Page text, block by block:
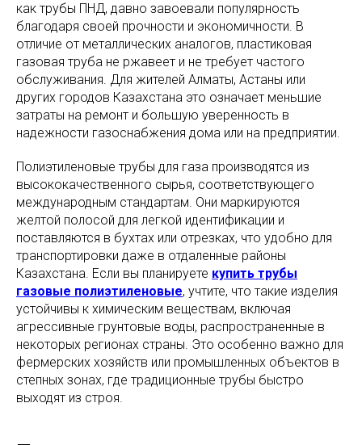
как трубы ПНД, давно завоевали популярность
благодаря своей прочности и экономичности. В
отличие от металлических аналогов, пластиковая
газовая труба не ржавеет и не требует частого
обслуживания. Для жителей Алматы, Астаны или
других городов Казахстана это означает меньшие
затраты на ремонт и большую уверенность в
надежности газоснабжения дома или на предприятии.
Полиэтиленовые трубы для газа производятся из
высококачественного сырья, соответствующего
международным стандартам. Они маркируются
желтой полосой для легкой идентификации и
поставляются в бухтах или отрезках, что удобно для
транспортировки даже в отдаленные районы
Казахстана. Если вы планируете купить трубы
газовые полиэтиленовые, учтите, что такие изделия
устойчивы к химическим веществам, включая
агрессивные грунтовые воды, распространенные в
некоторых регионах страны. Это особенно важно для
фермерских хозяйств или промышленных объектов в
степных зонах, где традиционные трубы быстро
выходят из строя.